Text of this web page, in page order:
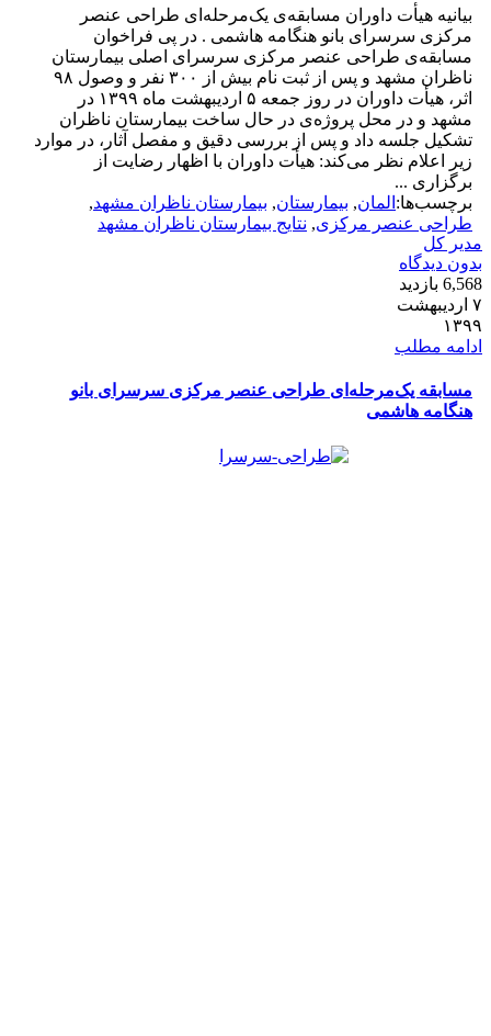
بیانیه هیأت داوران مسابقه‌ی یک‌مرحله‌ای طراحی عنصر
مرکزی سرسرای بانو هنگامه هاشمی . در پی فراخوان
مسابقه‌ی طراحی عنصر مرکزی سرسرای اصلی بیمارستان
ناظران مشهد و پس از ثبت نام بیش از ۳۰۰ نفر و وصول ۹۸
اثر، هیأت داوران در روز جمعه ۵ اردیبهشت ماه ۱۳۹۹ در
مشهد و در محل پروژه‌ی در حال ساخت بیمارستان ناظران
تشکیل جلسه داد و پس از بررسی دقیق و مفصل آثار، در موارد
زیر اعلام نظر می‌کند: هیأت داوران با اظهار رضایت از
برگزاری ...
برچسب‌ها:المان,بیمارستان,بیمارستان ناظران مشهد,
طراحی عنصر مرکزی ,نتایج بیمارستان ناظران مشهد
کل
دیدگاه
بازدید
۷ اردیبهشت
مطلب
مسابقه یک‌مرحله‌ای طراحی عنصر مرکزی سرسرای بانو
هنگامه هاشمی